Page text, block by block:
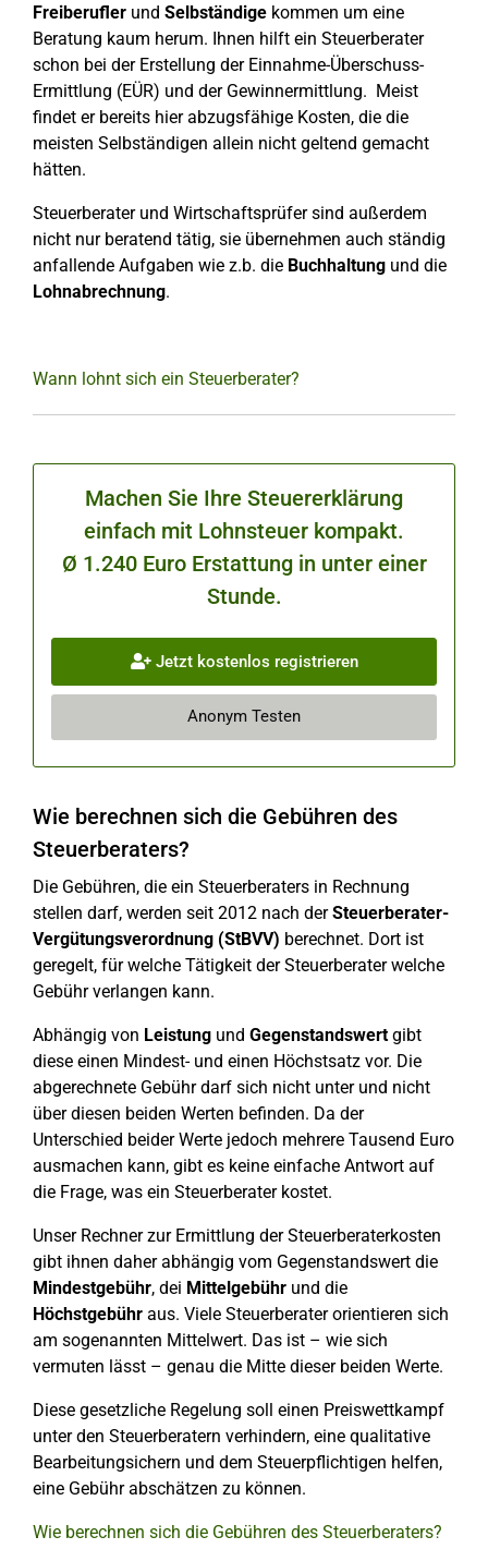
Freiberufler und Selbständige kommen um eine
Beratung kaum herum. Ihnen hilft ein Steuerberater
schon bei der Erstellung der Einnahme-Überschuss-
Ermittlung (EÜR) und der Gewinnermittlung. Meist
findet er bereits hier abzugsfähige Kosten, die die
meisten Selbständigen allein nicht geltend gemacht
hätten.
Steuerberater und Wirtschaftsprüfer sind außerdem
nicht nur beratend tätig, sie übernehmen auch ständig
anfallende Aufgaben wie z.b. die Buchhaltung und die
Lohnabrechnung.
Wann lohnt sich ein Steuerberater?
Machen Sie Ihre Steuererklärung
einfach mit Lohnsteuer kompakt.
Ø 1.240 Euro Erstattung in unter einer
Stunde.
Jetzt kostenlos registrieren
Anonym Testen
Wie berechnen sich die Gebühren des
Steuerberaters?
Die Gebühren, die ein Steuerberaters in Rechnung
stellen darf, werden seit 2012 nach derSteuerberater-
Vergütungsverordnung (StBVV) berechnet. Dort ist
geregelt, für welche Tätigkeit der Steuerberater welche
Gebühr verlangen kann.
Abhängig von Leistung und Gegenstandswertgibt
diese einen Mindest- und einen Höchstsatz vor. Die
abgerechnete Gebühr darf sich nicht unter und nicht
über diesen beiden Werten befinden. Da der
Unterschied beider Werte jedoch mehrere Tausend Euro
ausmachen kann, gibt es keine einfache Antwort auf
die Frage, was ein Steuerberater kostet.
Unser Rechner zur Ermittlung der Steuerberaterkosten
gibt ihnen daher abhängig vom Gegenstandswert die
Mindestgebühr, dei Mittelgebühr und die
Höchstgebühr aus. Viele Steuerberater orientieren sich
am sogenannten Mittelwert. Das ist – wie sich
vermuten lässt – genau die Mitte dieser beiden Werte.
Diese gesetzliche Regelung soll einen Preiswettkampf
unter den Steuerberatern verhindern, eine qualitative
Bearbeitungsichern und dem Steuerpflichtigen helfen,
eine Gebühr abschätzen zu können.
Wie berechnen sich die Gebühren des Steuerberaters?